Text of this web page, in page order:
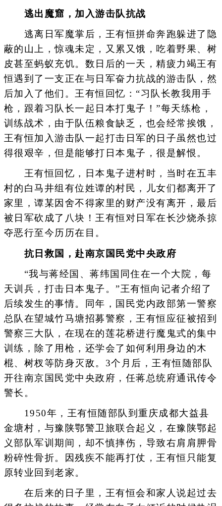
逃出魔窟，加入游击队抗战
逃离日军魔掌后，王有恒拼命奔跑躲进了隐
蔽的山上，惊魂未定，又累又饿，吃着野果、树
皮甚至蚂蚁充饥。数日后的一天，精疲力竭王有
恒遇到了一支正在与日军奋力抗战的游击队，然
后加入了他们。王有恒回忆：“习队长教我用手
枪，跟着习队长一起日本打鬼子！”每天练枪，
训练战术，由于队伍粮食缺乏，也会经常挨饿，
王有恒加入游击队一起打击日军的日子虽然也过
得很艰辛，但是能够打日本鬼子，很是解恨。
王有恒回忆，日本鬼子进村时，当时在五丰
村的白马井组有位姓谭的村民，儿女们都离开了
家里，谭某因舍不得家里的财产没有离开，最后
被日军砍成了八块！王有恒对日军在长沙烧杀掠
夺恶行至今历历在目。
抗日救国，赴南京国民党中央政府
“我与蒋经国、蒋纬国同住在一个大院，每
天训兵，打击日本鬼子。”王有恒向记者介绍了
后续发生的事情。同年，国民党内政部第一警察
总队在望城竹马塘招募警察，王有恒应征被招到
警察三大队，在现在的莲花桥进行魔鬼式的集中
训练，除了用枪，还学会了如何利用身边的木
棍、树杈等防身灭敌。3个月后，王有恒随部队
开往南京国民党中央政府，任蒋总统府通讯传令
警长。
1950年，王有恒随部队到重庆成都大益县
金塘村，与豫陕鄂警卫旅联合起义，在豫陕鄂起
义部队军训期间，却不慎摔伤，导致右肩肩胛骨
粉碎性骨折。因残疾不能再打仗，王有恒只能复
原转业回到老家。
在后来的日子里，王有恒会和家人说起过去